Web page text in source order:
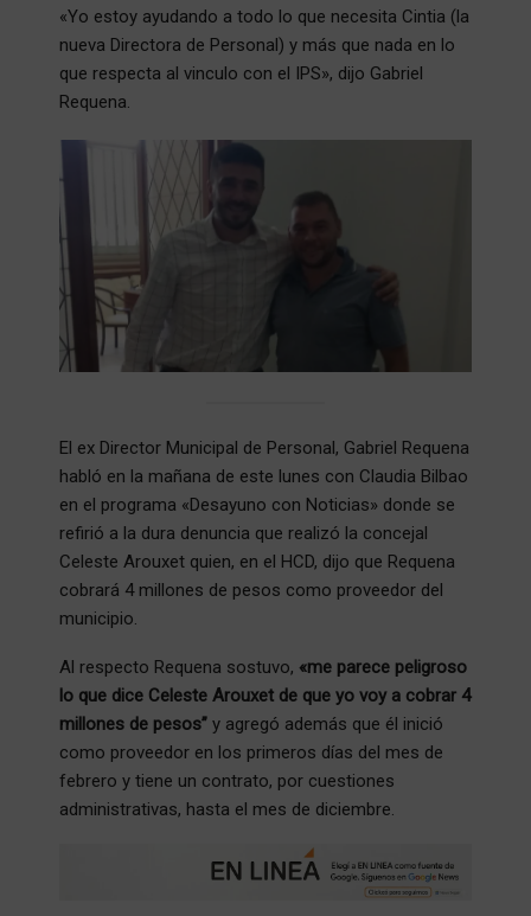
«Yo estoy ayudando a todo lo que necesita Cintia (la
nueva Directora de Personal) y más que nada en lo
que respecta al vinculo con el IPS», dijo Gabriel
Requena.
El ex Director Municipal de Personal, Gabriel Requena
habló en la mañana de este lunes con Claudia Bilbao
en el programa «Desayuno con Noticias» donde se
refirió a la dura denuncia que realizó la concejal
Celeste Arouxet quien, en el HCD, dijo que Requena
cobrará 4 millones de pesos como proveedor del
municipio.
Al respecto Requena sostuvo, «me parece peligroso
lo que dice Celeste Arouxet de que yo voy a cobrar 4
millones de pesos” y agregó además que él inició
como proveedor en los primeros días del mes de
febrero y tiene un contrato, por cuestiones
administrativas, hasta el mes de diciembre.